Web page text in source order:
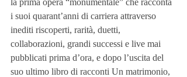
la prima opera “monumentale” che racconta
i suoi quarant’anni di carriera attraverso
inediti riscoperti, rarità, duetti,
collaborazioni, grandi successi e live mai
pubblicati prima d’ora, e dopo l’uscita del
suo ultimo libro di racconti Un matrimonio,